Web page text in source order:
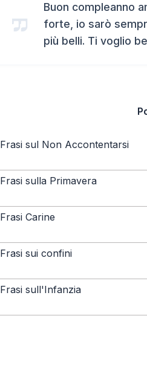
Buon compleanno
forte, io sarò
più belli. Ti voglio
Frasi sul Non Accontentarsi
Frasi sulla Primavera
Frasi Carine
Frasi sui confini
Frasi sull'Infanzia